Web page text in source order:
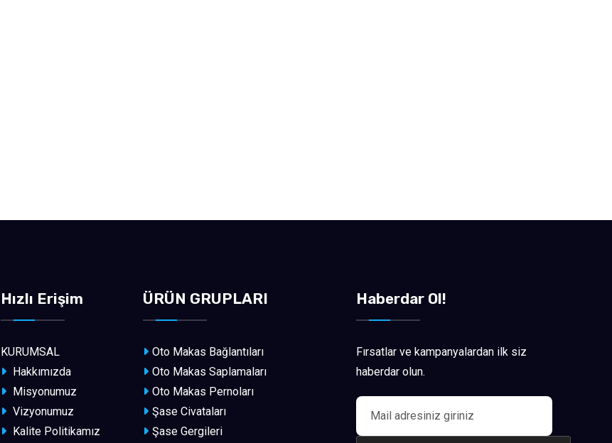
Hızlı Erişim
KURUMSAL
Hakkımızda
Misyonumuz
Vizyonumuz
Kalite Politikamız
ÜRÜN GRUPLARI
Oto Makas Bağlantıları
Oto Makas Saplamaları
Oto Makas Pernoları
Şase Civataları
Şase Gergileri
Haberdar Ol!
Fırsatlar ve kampanyalardan ilk siz
haberdar olun.